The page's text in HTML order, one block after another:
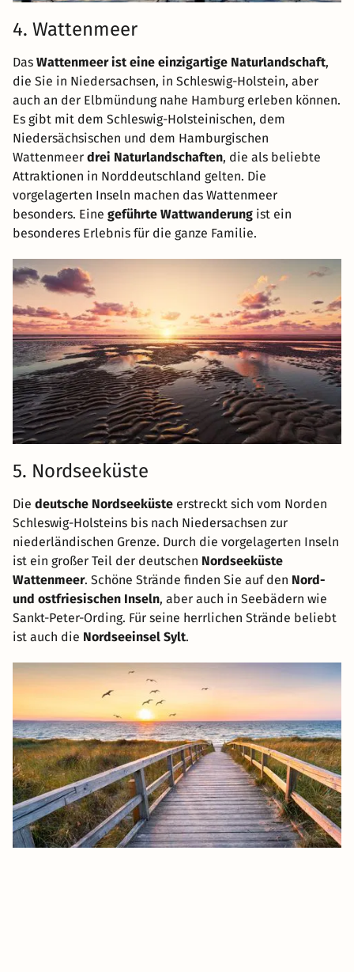
4. Wattenmeer
Das Wattenmeer ist eine einzigartige Naturlandschaft,
die Sie in Niedersachsen, in Schleswig-Holstein, aber
auch an der Elbmündung nahe Hamburg erleben können.
Es gibt mit dem Schleswig-Holsteinischen, dem
Niedersächsischen und dem Hamburgischen
Wattenmeer drei Naturlandschaften, die als beliebte
Attraktionen in Norddeutschland gelten. Die
vorgelagerten Inseln machen das Wattenmeer
besonders. Eine geführte Wattwanderung ist ein
besonderes Erlebnis für die ganze Familie.
5. Nordseeküste
Die deutsche Nordseeküste erstreckt sich vom Norden
Schleswig-Holsteins bis nach Niedersachsen zur
niederländischen Grenze. Durch die vorgelagerten Inseln
ist ein großer Teil der deutschen Nordseeküste
Wattenmeer. Schöne Strände finden Sie auf den Nord-
und ostfriesischen Inseln, aber auch in Seebädern wie
Sankt-Peter-Ording. Für seine herrlichen Strände beliebt
ist auch die Nordseeinsel Sylt.